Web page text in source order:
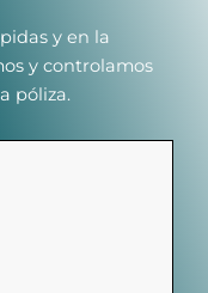
y en la
y controlamos
póliza.